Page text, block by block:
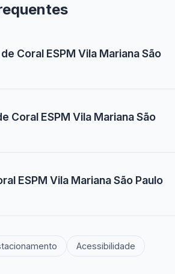
Coral ESPM Vila Mariana São
Coral ESPM Vila Mariana São
ESPM Vila Mariana São Paulo
Acessibilidade